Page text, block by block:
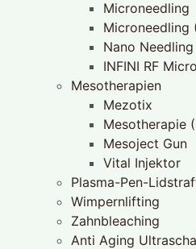
Microneedling
Microneedling
Nano Needling
INFINI RF
Mesotherapien
Mezotix
Mesotherapie
Mesoject Gun
Vital Injektor
Plasma-Pen-
Wimpernlifting
Zahnbleaching
Anti Aging